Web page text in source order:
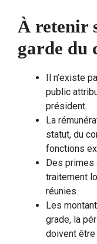
À retenir
garde du
Il n’existe
public
président.
La
statut, du
fonctions
Des primes
traitement
réunies.
Les
grade, la
doivent